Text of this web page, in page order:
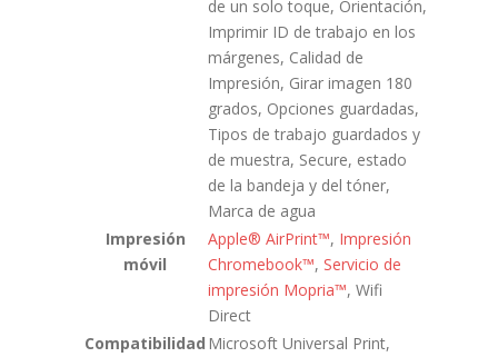
de un solo toque, Orientación,
Imprimir ID de trabajo en los
márgenes, Calidad de
Impresión, Girar imagen 180
grados, Opciones guardadas,
Tipos de trabajo guardados y
de muestra, Secure, estado
de la bandeja y del tóner,
Marca de agua
Impresión
móvil
Apple® AirPrint™, Impresión
Chromebook™, Servicio de
impresión Mopria™, Wifi
Direct
Compatibilidad Microsoft Universal Print,